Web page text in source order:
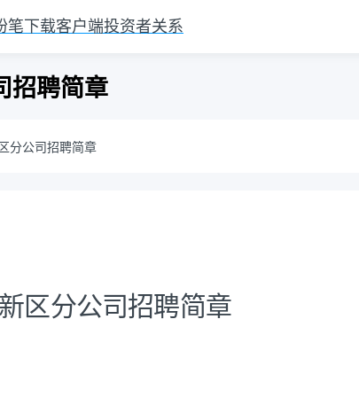
笔 下载客户端投资者关系
招聘简章
分公司招聘简章
区分公司招聘简章